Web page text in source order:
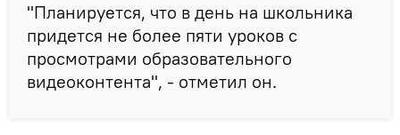
"Планируется, что в день на школьника
придется не более пяти уроков с
просмотрами образовательного
видеоконтента", - отметил он.